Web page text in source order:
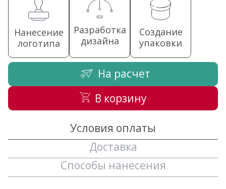
Нанесение
логотипа
Разработка
дизайна
Создание
упаковки
На расчет
В корзину
Условия оплаты
Доставка
Способы нанесения